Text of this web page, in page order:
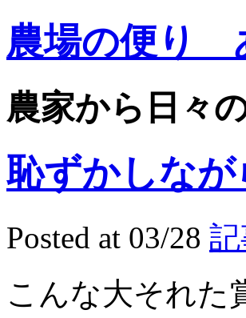
農場の便り
農家から日々
恥ずかしな
Posted at 03/28
こんな大それた